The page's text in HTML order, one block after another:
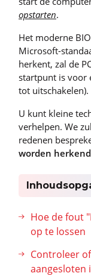
opstarten.
Het moderne
Microsoft-
herkent, zal de
startpunt is voor
tot uitschakelen).
U kunt kleine
verhelpen. We
redenen
worden herkend
Hoe de fout
op te lossen
Controleer
aangesloten